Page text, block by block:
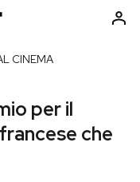
CINEMA
per il
che